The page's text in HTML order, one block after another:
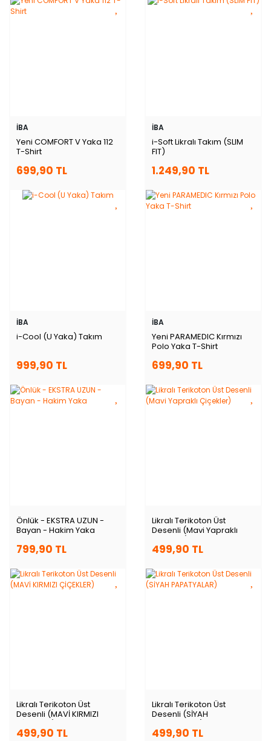
İBA
Yeni COMFORT V Yaka 112
T-Shirt
699,90 TL
İBA
i-Soft Likralı Takım (SLIM
FIT)
1.249,90 TL
İBA
i-Cool (U Yaka) Takım
999,90 TL
İBA
Yeni PARAMEDIC Kırmızı
Polo Yaka T-Shirt
699,90 TL
Önlük - EKSTRA UZUN -
Bayan - Hakim Yaka
799,90 TL
Likralı Terikoton Üst
Desenli (Mavi Yapraklı
Çiçekler)
499,90 TL
Likralı Terikoton Üst
Desenli (MAVİ KIRMIZI
ÇİÇEKLER)
499,90 TL
Likralı Terikoton Üst
Desenli (SİYAH
PAPATYALAR)
499,90 TL